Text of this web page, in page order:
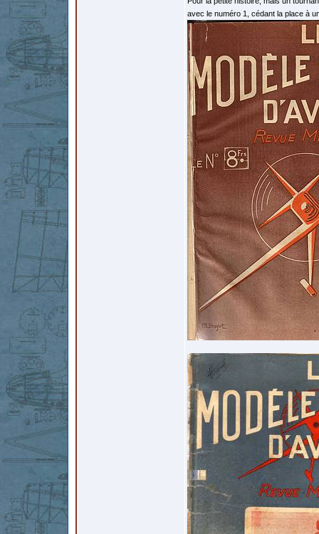
avec le numéro 1, cédant la place à